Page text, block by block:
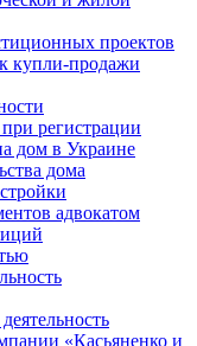
проектов
купли-продажи
регистрации
дом в Украине
дома
адвокатом
«Касьяненко и